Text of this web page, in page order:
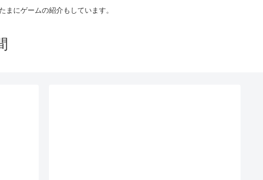
にゲームの紹介もしています。